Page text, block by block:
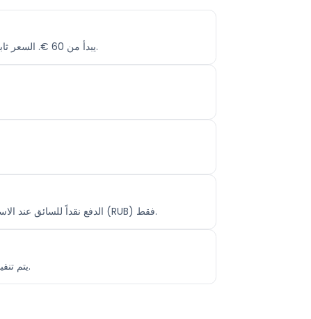
سعر النقل الخاص من IST New İstanbul Airport إلى Kadikoy يبدأ من ‏60 €. السعر ثابت ولا توجد رسوم خفية — تظهر التكلفة النهائية قبل تأكيد الحجز.
الدفع نقداً للسائق عند الاستقبال (بدون دفع مسبق). المبلغ ثابت ويظهر قبل التأكيد دون رسوم خفية. الدفع بالبطاقة عبر الإنترنت متاح لبطاقات البنوك الروسية (RUB) فقط.
يتم تنفيذ الرحلات بواسطة سائقين محترفين مرخصين على أسطول حديث ومُصان بانتظام. الدعم متاح 24/7 — قبل الرحلة وأثناءها وبعدها.